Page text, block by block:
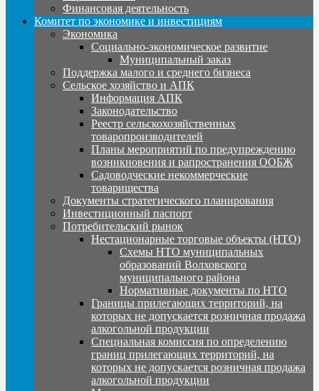
Финансовая деятельность
Комитет по экономике и инвестициям
Экономика
Социально-экономическое развитие
Муниципальный заказ
Поддержка малого и среднего бизнеса
Сельское хозяйство и АПК
Информация АПК
Законодательство
Реестр сельскохозяйственных
товаропроизводителей
Планы мероприятий по предупреждению
возникновения и рапространения ООБЖ
Садоводческие некоммерческие
товарищества
Документы стратегического планирования
Инвестиционный паспорт
Потребительский рынок
Нестационарные торговые объекты (НТО)
Схемы НТО муниципальных
образований Волховского
муниципального района
Нормативные документы по НТО
Границы прилегающих территорий, на
которых не допускается розничная продажа
алкогольной продукции
Специальная комиссия по определению
границ прилегающих территорий, на
которых не допускается розничная продажа
алкогольной продукции